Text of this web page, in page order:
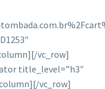
vc_row]
title_level=”h3″
vc_row]